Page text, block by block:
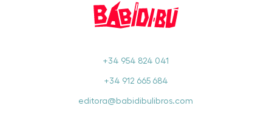
+34 954 824 041
+34 912 665 684
editora@babidibulibros.com